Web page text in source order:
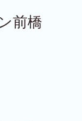
前橋